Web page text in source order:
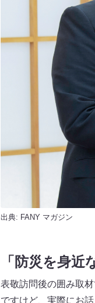
出典: FANY マガジン
「防災を身近
表敬訪問後の囲み取
ですけど、実際にお